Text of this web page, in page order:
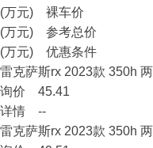
(万元) 裸车价
(万元) 参考总价
(万元) 优惠条件
雷克萨斯rx 2023款
询价 45.41
详情 --
雷克萨斯rx 2023款